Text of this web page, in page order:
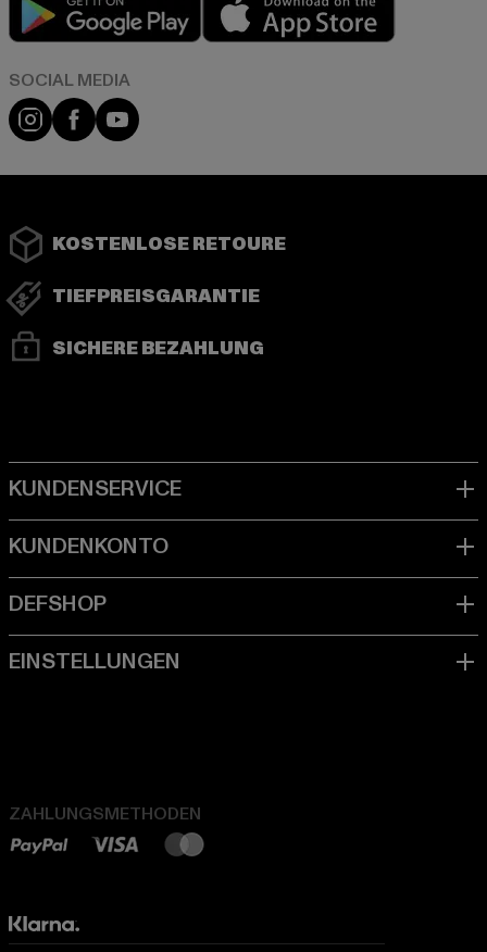
Instagram
FacebookYouTube
KOSTENLOSE RETOURE
TIEFPREISGARANTIE
SICHERE BEZAHLUNG
ZAHLUNGSMETHODEN